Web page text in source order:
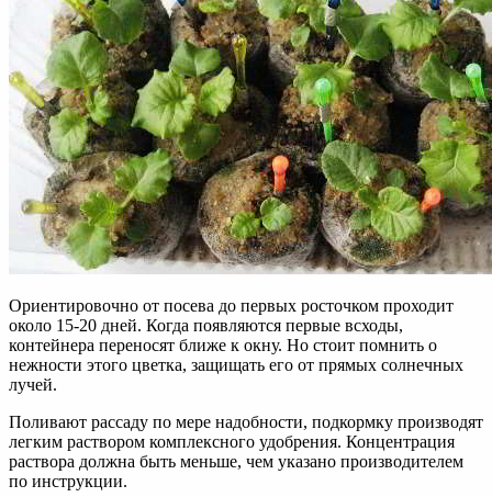
Ориентировочно от посева до первых росточком проходит
около 15-20 дней. Когда появляются первые всходы,
контейнера переносят ближе к окну. Но стоит помнить о
нежности этого цветка, защищать его от прямых солнечных
лучей.
Поливают рассаду по мере надобности, подкормку производят
легким раствором комплексного удобрения. Концентрация
раствора должна быть меньше, чем указано производителем
по инструкции.